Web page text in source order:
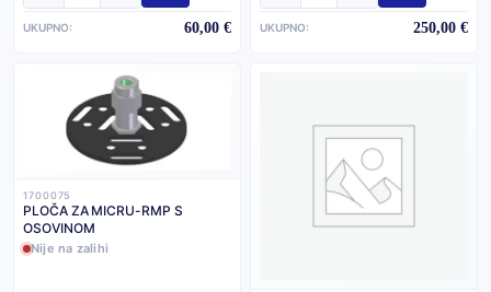
UKUPNO: 60,00 € UKUPNO: 250,00 €
1700075
PLOČA ZA MICRU-RMP S
OSOVINOM
Nije na zalihi